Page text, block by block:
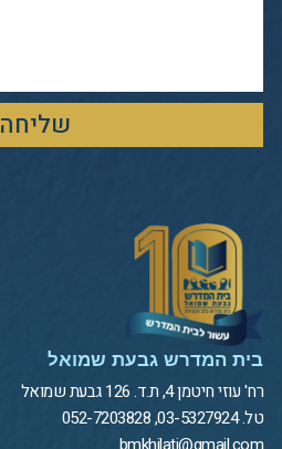
שליחה
בית המדרש גבעת שמואל
רח' עוזי חיטמן 4, ת.ד. 126 גבעת שמואל
טל. 03-5327924, 052-7203828